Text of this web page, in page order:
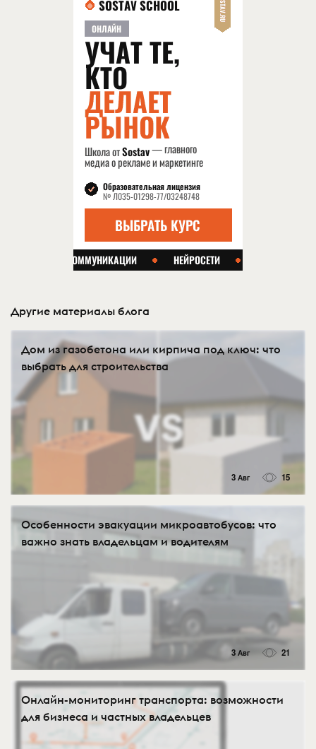
Другие материалы блога
Дом из газобетона или кирпича под ключ: что
выбрать для строительства
3 Авг 15
Особенности эвакуации микроавтобусов: что
важно знать владельцам и водителям
3 Авг 21
Онлайн-мониторинг транспорта: возможности
для бизнеса и частных владельцев